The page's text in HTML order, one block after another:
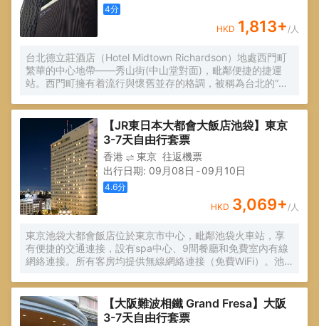
4分
HKD 1,813+/人
台北德立莊酒店（Hotel Midtown Richardson）地處西門町
繁華的中心地帶——秀山街(中山堂對面)，毗鄰便捷的捷運
站。西門町擁有着流行與懷舊並存的格調，被稱為台北的“原
業大樓、獅子林廣場，乃至於較後期的萬國百貨與誠品116、
電影街、武昌誠品等。【JR東日本大都會大飯店池袋】東京
3-7天自由行套票
香港 東京 往返機票
出行日期: 09月08日 -09月10日
4.6分
HKD 3,069+/人
東京池袋大都會飯店位於東京市中心，毗鄰池袋火車站，享
有便捷的交通連接，設有spa中心、9間餐廳和免費室內有線
網絡連接。所有客房均提供無線網絡連接（免費WiFi）。池
宿和涉谷地區的火車連接。通往羽田和成田機場的機場班車
可直達東京大都會飯店。【大阪難波相鐵 Grand Fresa】大阪
3-7天自由行套票